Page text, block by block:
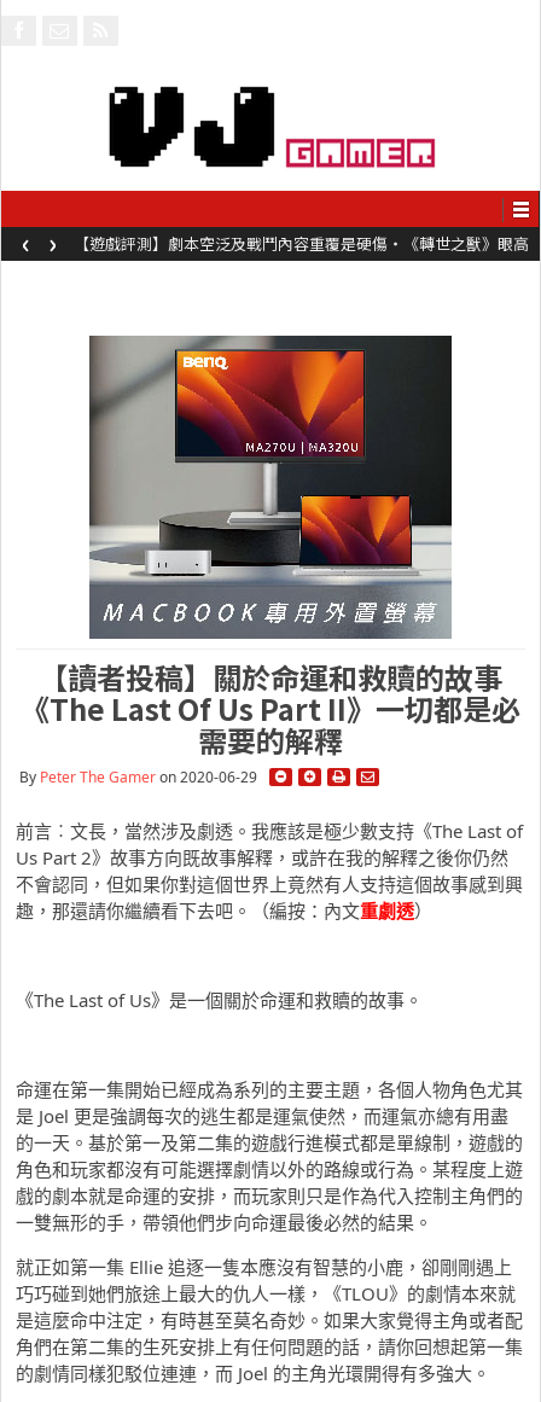
【遊戲評測】劇本空泛及戰鬥內容重覆是硬傷・《轉世之獸》眼高
手低表現未如理想
‹ ›
【讀者投稿】關於命運和救贖的故事
《The Last Of Us Part II》一切都是必
需要的解釋
By Peter The Gameron 2020-06-29
前言︰文長，當然涉及劇透。我應該是極少數支持《The Last of
Us Part 2》故事方向既故事解釋，或許在我的解釋之後你仍然
不會認同，但如果你對這個世界上竟然有人支持這個故事感到興
趣，那還請你繼續看下去吧。（編按：內文重劇透）
《The Last of Us》是一個關於命運和救贖的故事。
命運在第一集開始已經成為系列的主要主題，各個人物角色尤其
是 Joel 更是強調每次的逃生都是運氣使然，而運氣亦總有用盡
的一天。基於第一及第二集的遊戲行進模式都是單線制，遊戲的
角色和玩家都沒有可能選擇劇情以外的路線或行為。某程度上遊
戲的劇本就是命運的安排，而玩家則只是作為代入控制主角們的
一雙無形的手，帶領他們步向命運最後必然的結果。
就正如第一集 Ellie 追逐一隻本應沒有智慧的小鹿，卻剛剛遇上
巧巧碰到她們旅途上最大的仇人一樣，《TLOU》的劇情本來就
是這麼命中注定，有時甚至莫名奇妙。如果大家覺得主角或者配
角們在第二集的生死安排上有任何問題的話，請你回想起第一集
的劇情同樣犯駁位連連，而 Joel 的主角光環開得有多強大。